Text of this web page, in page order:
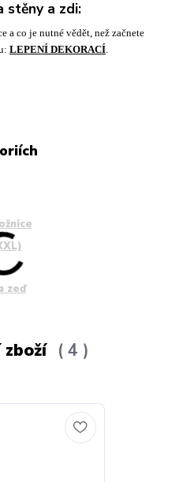
stěny a zdi:
a co je nutné vědět, než začnete
LEPENÍ DEKORACÍ
zeď
zboží 4